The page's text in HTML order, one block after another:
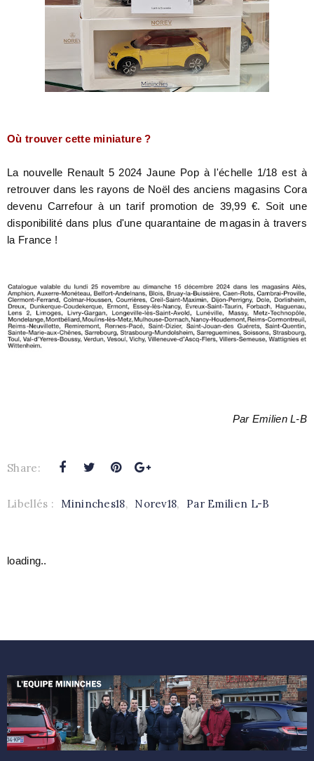
Où trouver cette miniature ?
La nouvelle Renault 5 2024 Jaune Pop à l'échelle 1/18 est à
retrouver dans les rayons de Noël des anciens magasins Cora
devenu Carrefour à un tarif promotion de 39,99 €. Soit une
disponibilité dans plus d'une quarantaine de magasin à travers
la France !
Par Emilien L-B
Share:
Libellés : Mininches18, Norev18, Par Emilien L-B
loading..